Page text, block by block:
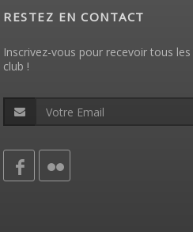
RESTEZ EN CONTACT
Inscrivez-vous pour recevoir tous
club !